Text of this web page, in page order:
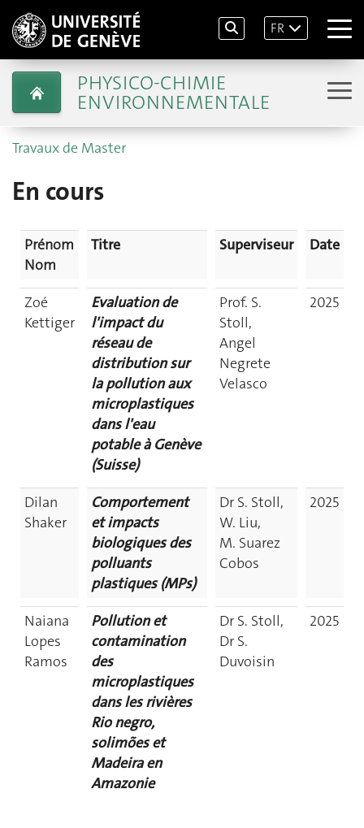
FR
PHYSICO-CHIMIE
ENVIRONNEMENTALE
Travaux de Master
En cours
Prénom
Nom
Titre Superviseur Date
Zoé
Kettiger
Evaluation de
l'impact du
réseau de
distribution sur
la pollution aux
microplastiques
dans l'eau
potable à Genève
(Suisse)
Prof. S.
Stoll,
Angel
Negrete
Velasco
2025
Dilan
Shaker
Comportement
et impacts
biologiques des
polluants
plastiques (MPs)
Dr S. Stoll,
W. Liu,
M. Suarez
Cobos
2025
Naiana
Lopes
Ramos
Pollution et
contamination
des
microplastiques
dans les rivières
Rio negro,
solimões et
Madeira en
Amazonie
Dr S. Stoll,
Dr S.
Duvoisin
2025